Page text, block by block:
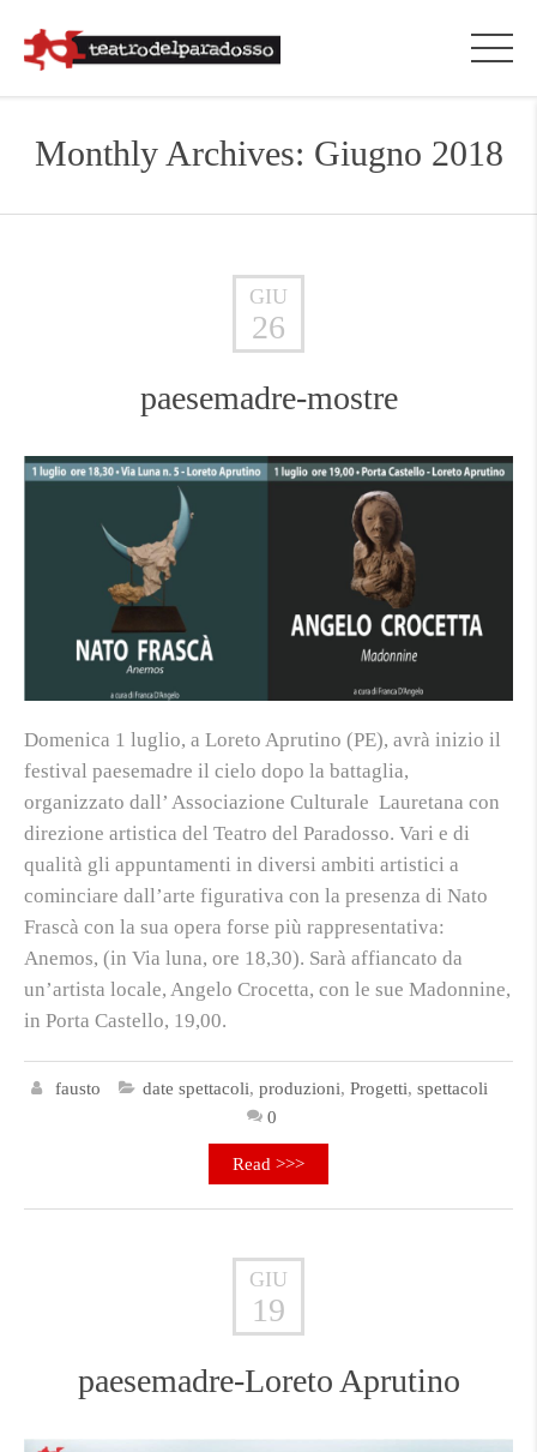
Monthly Archives: Giugno 2018
GIU
26
paesemadre-mostre
Domenica 1 luglio, a Loreto Aprutino (PE), avrà inizio il
festival paesemadre il cielo dopo la battaglia,
organizzato dall’ Associazione Culturale Lauretana con
direzione artistica del Teatro del Paradosso. Vari e di
qualità gli appuntamenti in diversi ambiti artistici a
cominciare dall’arte figurativa con la presenza di Nato
Frascà con la sua opera forse più rappresentativa:
Anemos, (in Via luna, ore 18,30). Sarà affiancato da
un’artista locale, Angelo Crocetta, con le sue Madonnine,
in Porta Castello, 19,00.
fausto date spettacoli, produzioni, Progetti, spettacoli
0
Read >>>
GIU
19
paesemadre-Loreto Aprutino